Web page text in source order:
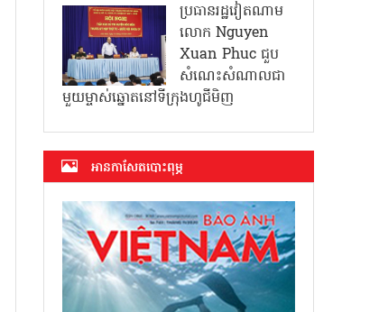
ប្រធានរដ្ឋវៀតណាម
លោក Nguyen
Xuan Phuc ជួប
សំណេះសំណាលជា
មួយម្ចាស់ឆ្នោតនៅទីក្រុងហូជីមិញ
អាន​កាសែត​បោះពុម្ភ